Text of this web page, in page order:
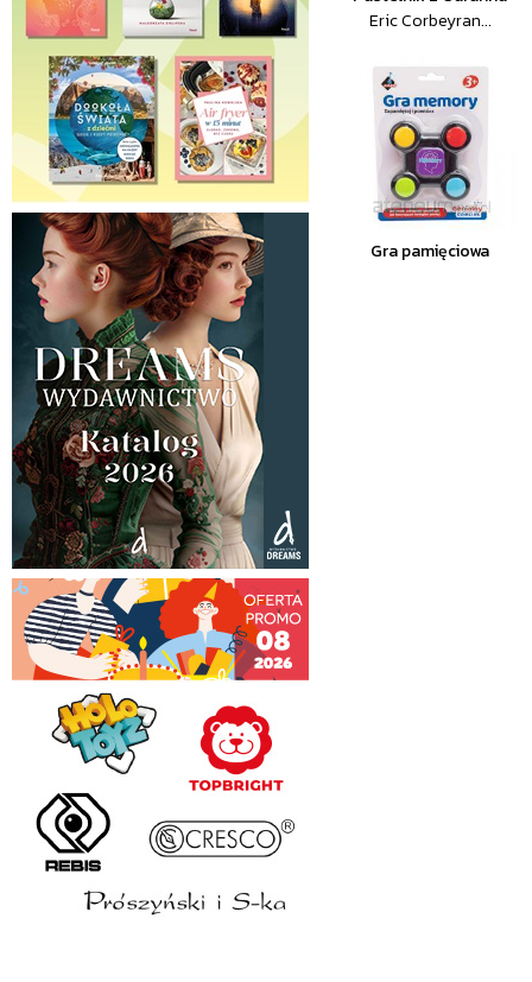
Eric Corbeyran...
Gra pamięciowa